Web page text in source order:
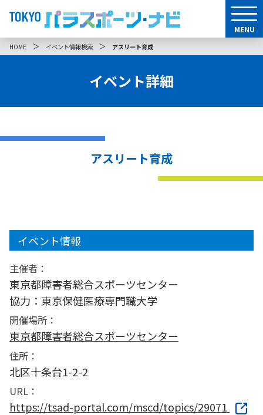
MENU
HOME ＞ イベント情報検索 ＞ アスリート育成
イベント詳細
アスリート育成
イベント情報
主催者：
東京都障害者総合スポーツセンター
協力：東京保健医療専門職大学
開催場所：
東京都障害者総合スポーツセンター
住所：
北区十条台1-2-2
URL：
https://tsad-portal.com/mscd/topics/29071